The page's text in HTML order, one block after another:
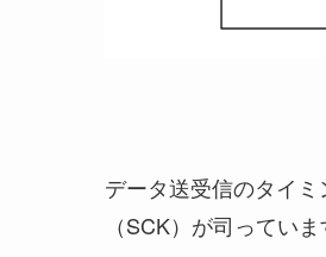
データ送受信のタイ
（SCK）が司っていま